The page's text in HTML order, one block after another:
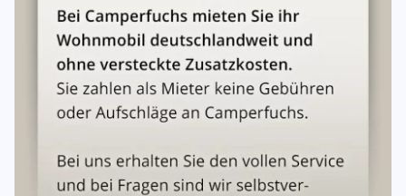
Die Abgabe oder Übernahme des Fahrzeuges ist auch am
Wochenende bzw. an Feiertagen an verschiedenen
Stationen gegen einen möglichen Aufpreis durchführbar.
Bitte buchen Sie diesen Artikel über das Zubehör. Bitte
orientieren Sie sich ansonsten an die Abhol- und
Rückgabezeiten. Ihr Fahrzeug können Sie in aller Regel
Rücknahme übernimmt der Vermieter und protokoliert es.
Nicht alle Fragen dabei gewesen?